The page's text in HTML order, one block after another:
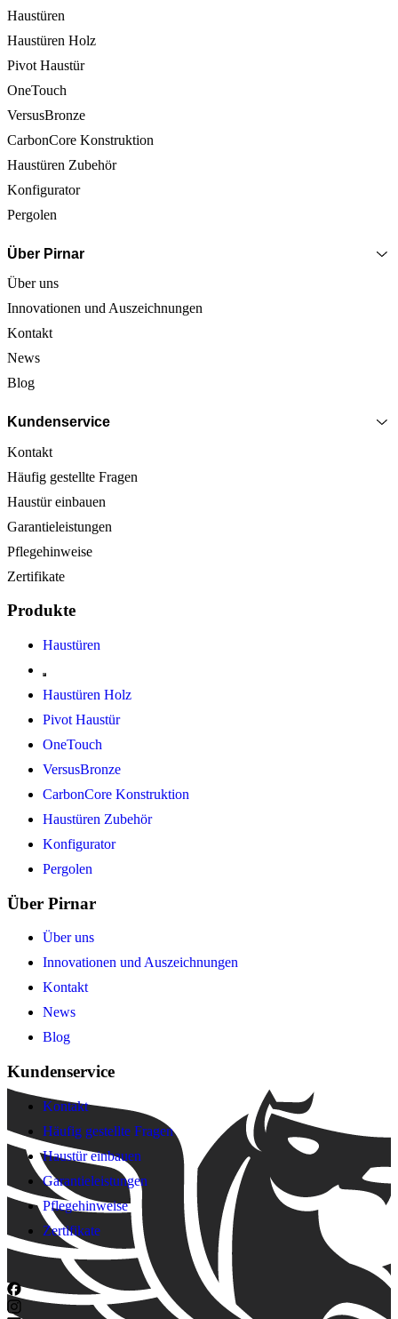
Haustüren
Haustüren Holz
Pivot Haustür
OneTouch
VersusBronze
CarbonCore Konstruktion
Haustüren Zubehör
Konfigurator
Pergolen
Über Pirnar
Über uns
Innovationen und Auszeichnungen
Kontakt
News
Blog
Kundenservice
Kontakt
Häufig gestellte Fragen
Haustür einbauen
Garantieleistungen
Pflegehinweise
Zertifikate
Produkte
Haustüren
Haustüren Holz
Pivot Haustür
OneTouch
VersusBronze
CarbonCore Konstruktion
Haustüren Zubehör
Konfigurator
Pergolen
Über Pirnar
Über uns
Innovationen und Auszeichnungen
Kontakt
News
Blog
Kundenservice
Kontakt
Häufig gestellte Fragen
Haustür einbauen
Garantieleistungen
Pflegehinweise
Zertifikate